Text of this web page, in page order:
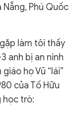
Phú Quốc
làm tôi thấy
anh bị an ninh
họ Vũ “lái”
của Tố Hữu
học trò: